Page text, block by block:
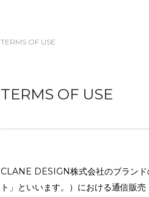
TERMS OF USE
TERMS OF USE
CLANE DESIGN株式会社のブラン
ト」といいます。）における通信販